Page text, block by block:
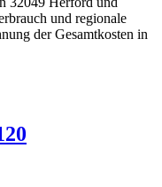
und regionale
der Gesamtkosten in